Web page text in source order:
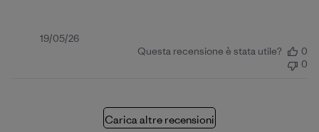
Data
19/05/26
Questa recensione è stata utile?
0
0
Carica altre recensioni